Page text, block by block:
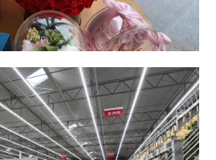
海南 重庆
云南 西藏
青海 宁夏
黑龙江